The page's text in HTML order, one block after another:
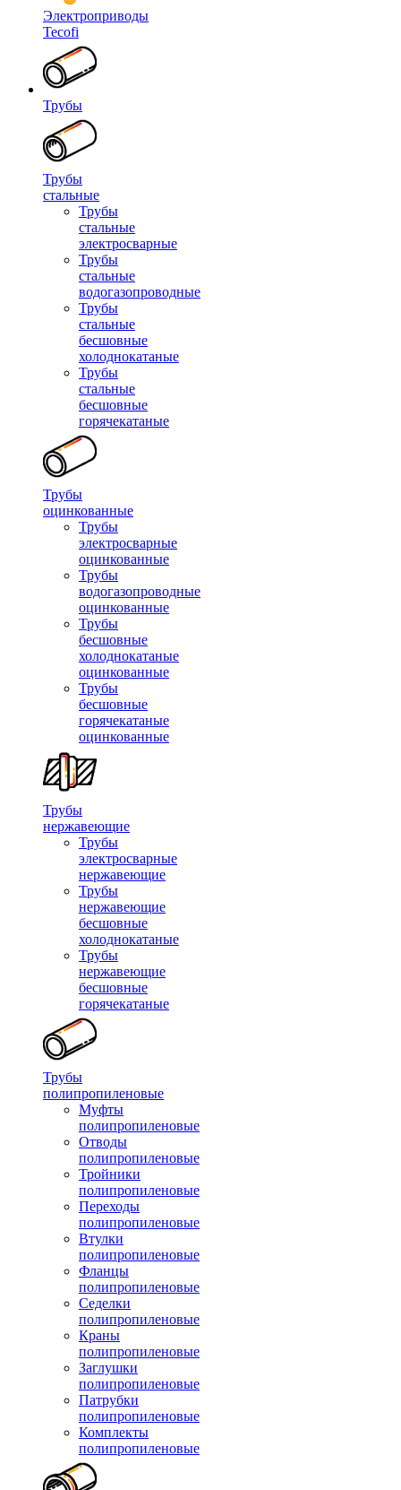
Электроприводы
Tecofi
Трубы
Трубы
стальные
Трубы
стальные
электросварные
Трубы
стальные
водогазопроводные
Трубы
стальные
бесшовные
холоднокатаные
Трубы
стальные
бесшовные
горячекатаные
Трубы
оцинкованные
Трубы
электросварные
оцинкованные
Трубы
водогазопроводные
оцинкованные
Трубы
бесшовные
холоднокатаные
оцинкованные
Трубы
бесшовные
горячекатаные
оцинкованные
Трубы
нержавеющие
Трубы
электросварные
нержавеющие
Трубы
нержавеющие
бесшовные
холоднокатаные
Трубы
нержавеющие
бесшовные
горячекатаные
Трубы
полипропиленовые
Муфты
полипропиленовые
Отводы
полипропиленовые
Тройники
полипропиленовые
Переходы
полипропиленовые
Втулки
полипропиленовые
Фланцы
полипропиленовые
Седелки
полипропиленовые
Краны
полипропиленовые
Заглушки
полипропиленовые
Патрубки
полипропиленовые
Комплекты
полипропиленовые